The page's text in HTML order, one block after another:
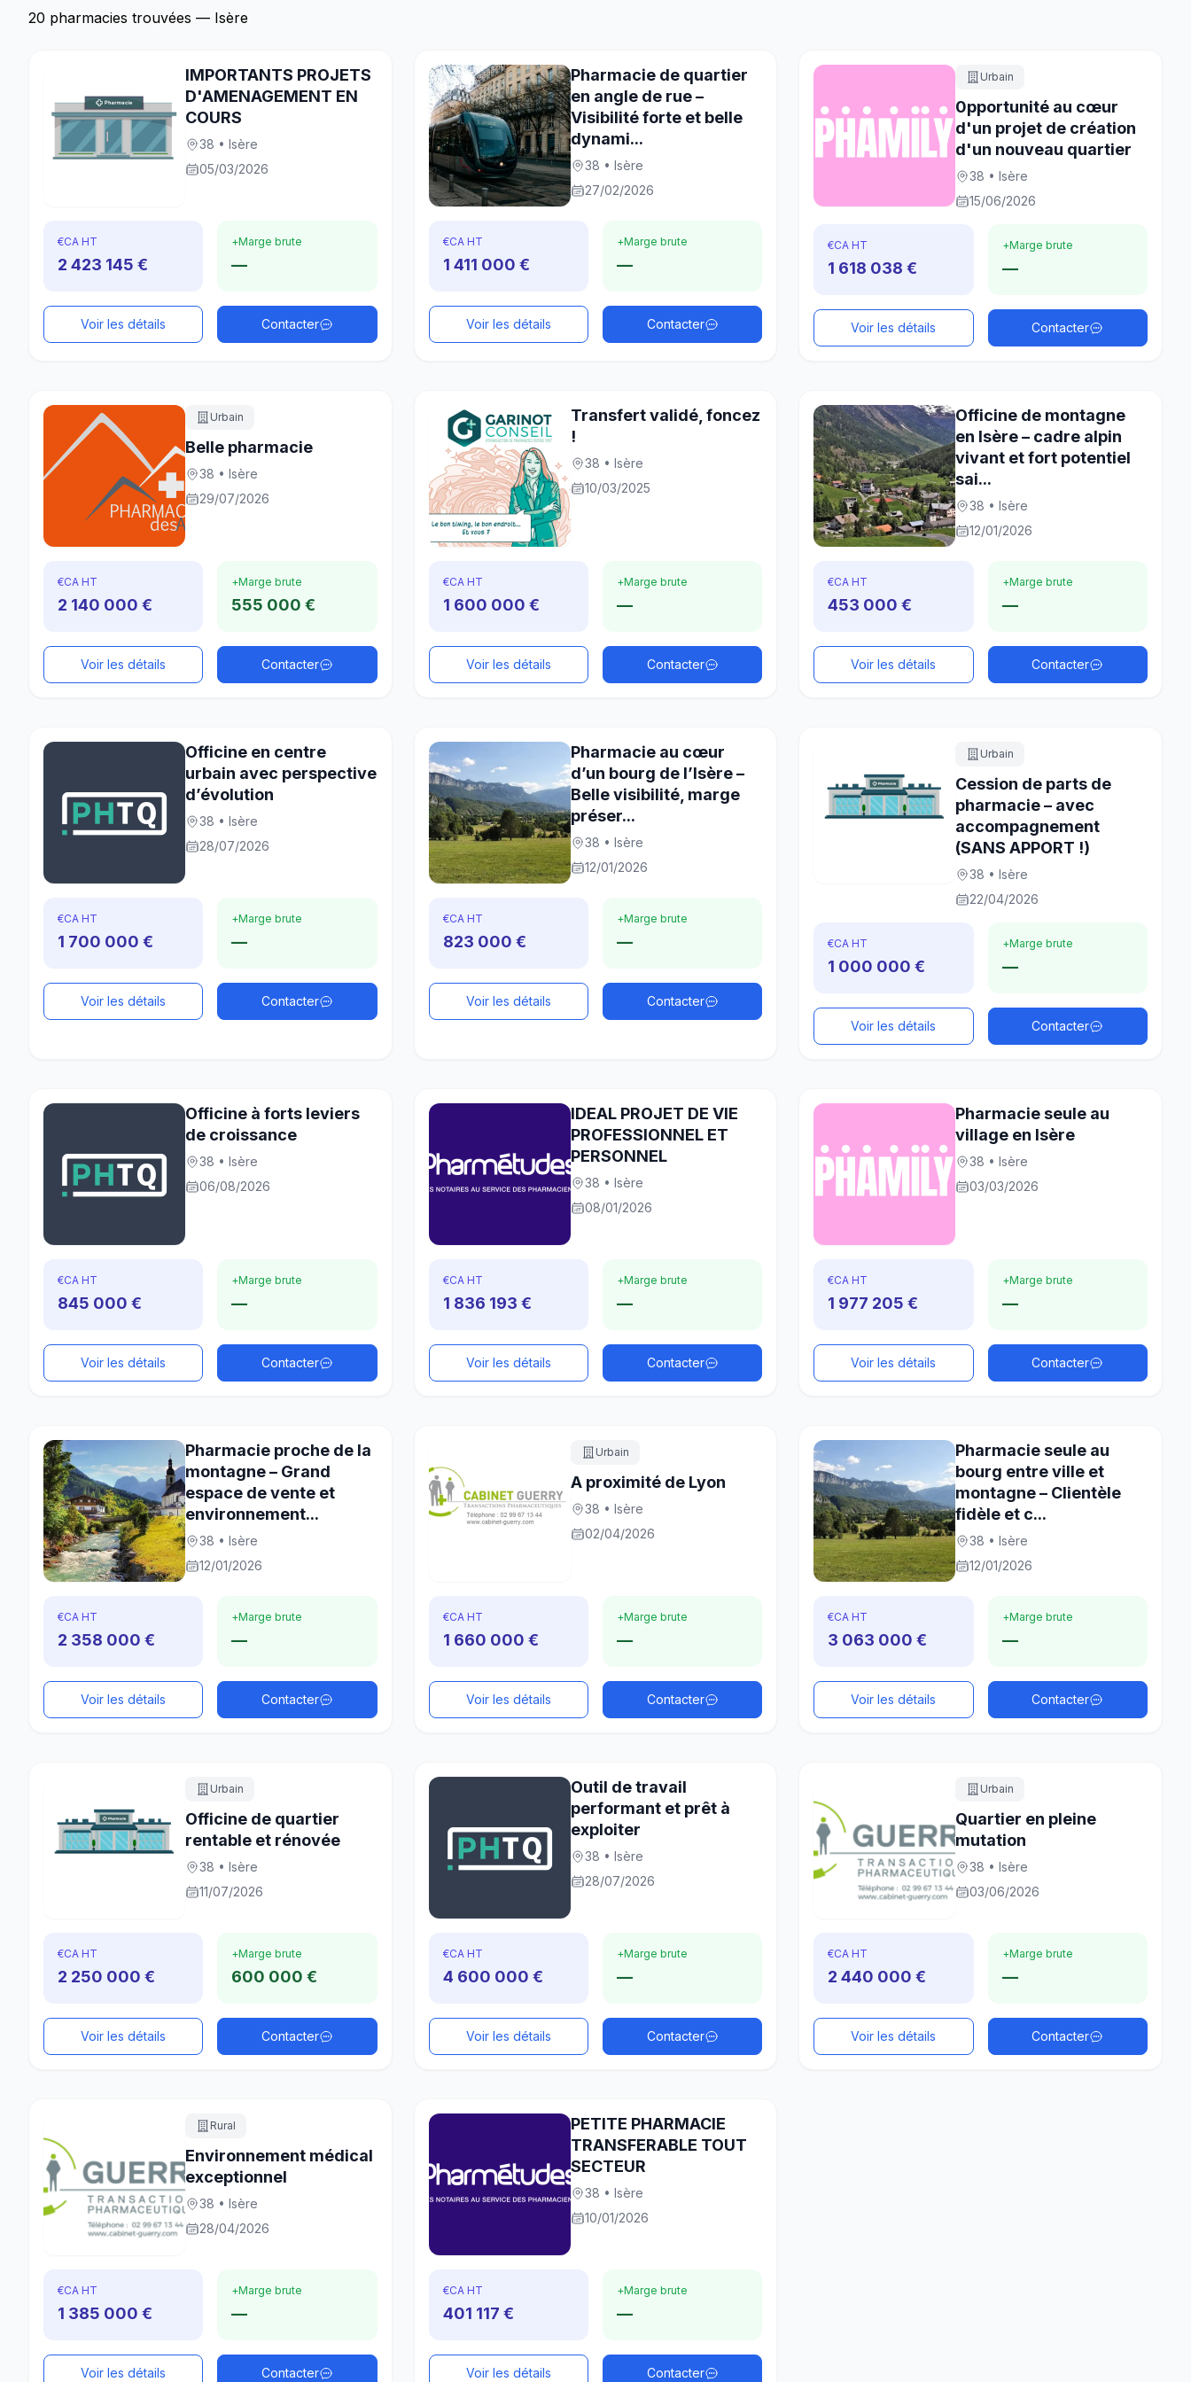
20 pharmacies trouvées — Isère
IMPORTANTS PROJETS
D'AMENAGEMENT EN
COURS
38 • Isère
05/03/2026
€CA HT
2 423 145 €
+Marge brute
—
Voir les détails Contacter
Pharmacie de quartier
en angle de rue –
Visibilité forte et belle
dynami...
38 • Isère
27/02/2026
€CA HT
1 411 000 €
+Marge brute
—
Voir les détails Contacter
Urbain
0pportunité au cœur
d'un projet de création
d'un nouveau quartier
38 • Isère
15/06/2026
€CA HT
1 618 038 €
+Marge brute
—
Voir les détails Contacter
Urbain
Belle pharmacie
38 • Isère
29/07/2026
€CA HT
2 140 000 €
+Marge brute
555 000 €
Voir les détails Contacter
Transfert validé, foncez
!
38 • Isère
10/03/2025
€CA HT
1 600 000 €
+Marge brute
—
Voir les détails Contacter
Officine de montagne
en Isère – cadre alpin
vivant et fort potentiel
sai...
38 • Isère
12/01/2026
€CA HT
453 000 €
+Marge brute
—
Voir les détails Contacter
Officine en centre
urbain avec perspective
d’évolution
38 • Isère
28/07/2026
€CA HT
1 700 000 €
+Marge brute
—
Voir les détails Contacter
Pharmacie au cœur
d’un bourg de l’Isère –
Belle visibilité, marge
préser...
38 • Isère
12/01/2026
€CA HT
823 000 €
+Marge brute
—
Voir les détails Contacter
Urbain
Cession de parts de
pharmacie – avec
accompagnement
(SANS APPORT !)
38 • Isère
22/04/2026
€CA HT
1 000 000 €
+Marge brute
—
Voir les détails Contacter
Officine à forts leviers
de croissance
38 • Isère
06/08/2026
€CA HT
845 000 €
+Marge brute
—
Voir les détails Contacter
IDEAL PROJET DE VIE
PROFESSIONNEL ET
PERSONNEL
38 • Isère
08/01/2026
€CA HT
1 836 193 €
+Marge brute
—
Voir les détails Contacter
Pharmacie seule au
village en Isère
38 • Isère
03/03/2026
€CA HT
1 977 205 €
+Marge brute
—
Voir les détails Contacter
Pharmacie proche de la
montagne – Grand
espace de vente et
environnement...
38 • Isère
12/01/2026
€CA HT
2 358 000 €
+Marge brute
—
Voir les détails Contacter
Urbain
A proximité de Lyon
38 • Isère
02/04/2026
€CA HT
1 660 000 €
+Marge brute
—
Voir les détails Contacter
Pharmacie seule au
bourg entre ville et
montagne – Clientèle
fidèle et c...
38 • Isère
12/01/2026
€CA HT
3 063 000 €
+Marge brute
—
Voir les détails Contacter
Urbain
Officine de quartier
rentable et rénovée
38 • Isère
11/07/2026
€CA HT
2 250 000 €
+Marge brute
600 000 €
Voir les détails Contacter
Outil de travail
performant et prêt à
exploiter
38 • Isère
28/07/2026
€CA HT
4 600 000 €
+Marge brute
—
Voir les détails Contacter
Urbain
Quartier en pleine
mutation
38 • Isère
03/06/2026
€CA HT
2 440 000 €
+Marge brute
—
Voir les détails Contacter
Rural
Environnement médical
exceptionnel
38 • Isère
28/04/2026
€CA HT
1 385 000 €
+Marge brute
—
Voir les détails Contacter
PETITE PHARMACIE
TRANSFERABLE TOUT
SECTEUR
38 • Isère
10/01/2026
€CA HT
401 117 €
+Marge brute
—
Voir les détails Contacter